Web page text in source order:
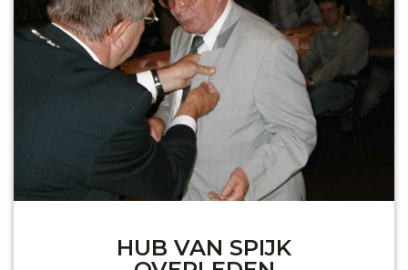
HUB VAN SPIJK